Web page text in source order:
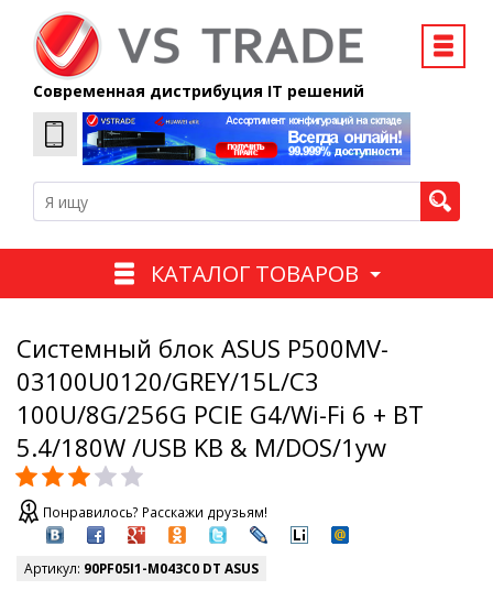
Современная дистрибуция IT решений
КАТАЛОГ ТОВАРОВ
Системный блок ASUS P500MV-
03100U0120/GREY/15L/C3
100U/8G/256G PCIE G4/Wi-Fi 6 + BT
5.4/180W /USB KB & M/DOS/1yw
Понравилось? Расскажи друзьям!
Артикул: 90PF05I1-M043C0 DT ASUS